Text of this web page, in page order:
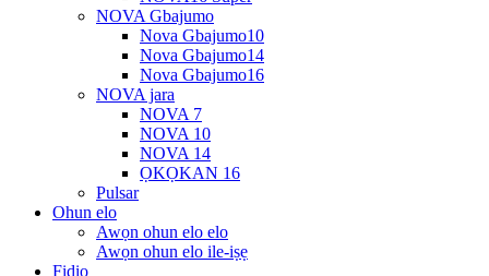
NOVA Gbajumo
Nova Gbajumo10
Nova Gbajumo14
Nova Gbajumo16
NOVA jara
NOVA 7
NOVA 10
NOVA 14
ỌKỌKAN 16
Pulsar
Ohun elo
Awọn ohun elo elo
Awọn ohun elo ile-iṣẹ
Fidio